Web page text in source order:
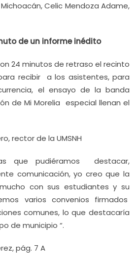
Celic Mendoza Adame,
de un informe inédito
24 minutos de retraso el recinto
recibir a los asistentes, para
el ensayo de la banda
de Mi Morelia especial llenan el
rector de la UMSNH
que pudiéramos destacar,
comunicación, yo creo que la
con sus estudiantes y su
varios convenios firmados
comunes, lo que destacaría
de municipio “.
pág. 7 A